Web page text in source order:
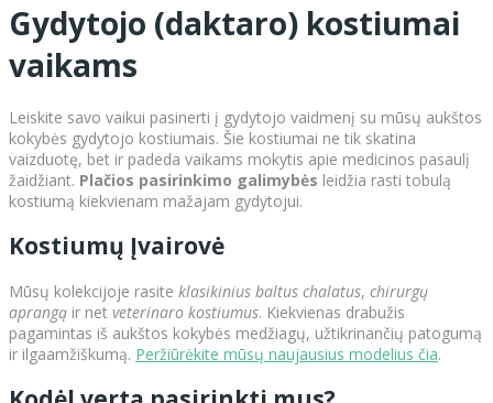
Gydytojo (daktaro) kostiumai
vaikams
Leiskite savo vaikui pasinerti į gydytojo vaidmenį su mūsų aukštos
kokybės gydytojo kostiumais. Šie kostiumai ne tik skatina
vaizduotę, bet ir padeda vaikams mokytis apie medicinos pasaulį
žaidžiant. Plačios pasirinkimo galimybės leidžia rasti tobulą
kostiumą kiekvienam mažajam gydytojui.
Kostiumų Įvairovė
Mūsų kolekcijoje rasite klasikinius baltus chalatus, chirurgų
aprangą ir net veterinaro kostiumus. Kiekvienas drabužis
pagamintas iš aukštos kokybės medžiagų, užtikrinančių patogumą
ir ilgaamžiškumą. Peržiūrėkite mūsų naujausius modelius čia.